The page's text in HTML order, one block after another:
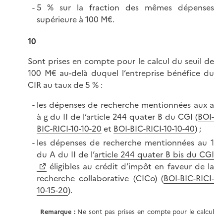
5 % sur la fraction des mêmes dépenses
supérieure à 100 M€.
10
Sont prises en compte pour le calcul du seuil de
100 M€ au-delà duquel l’entreprise bénéfice du
CIR au taux de 5 % :
les dépenses de recherche mentionnées aux a
à g du II de l’article 244 quater B du CGI (BOI-
BIC-RICI-10-10-20 et BOI-BIC-RICI-10-10-40) ;
les dépenses de recherche mentionnées au 1
du A du II de l’article 244 quater B bis du CGI
éligibles au crédit d’impôt en faveur de la
recherche collaborative (CICo) (BOI-BIC-RICI-
10-15-20).
Remarque : Ne sont pas prises en compte pour le calcul